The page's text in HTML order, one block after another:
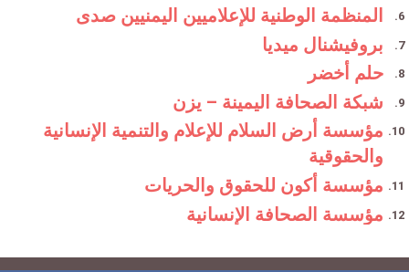
المنظمة الوطنية للإعلاميين اليمنيين صدى
بروفيشنال ميديا
حلم أخضر
شبكة الصحافة اليمينة – يزن
مؤسسة أرض السلام للإعلام والتنمية الإنسانية
والحقوقية
مؤسسة أكون للحقوق والحريات
مؤسسة الصحافة الإنسانية